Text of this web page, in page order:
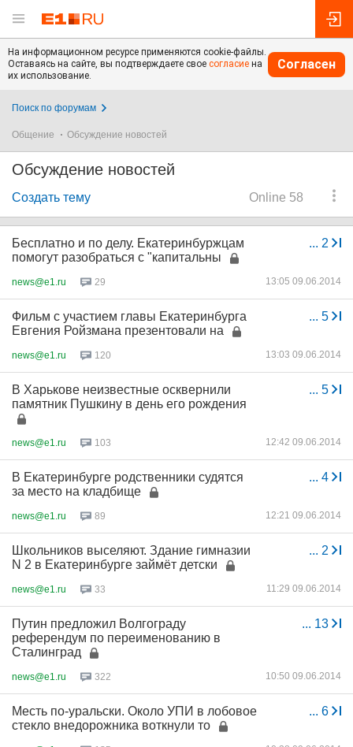
На информационном ресурсе применяются cookie-файлы.
Оставаясь на сайте, вы подтверждаете свое согласие на
их использование.
Согласен
Поиск по форумам
Общение Обсуждение новостей
Обсуждение новостей
Online 58
Создать тему
... 2
Бесплатно и по делу. Екатеринбуржцам
помогут разобраться с "капитальны
news@e1.ru 29 13:05 09.06.2014
... 5
Фильм с участием главы Екатеринбурга
Евгения Ройзмана презентовали на
news@e1.ru 120 13:03 09.06.2014
... 5
В Харькове неизвестные осквернили
памятник Пушкину в день его рождения
news@e1.ru 103 12:42 09.06.2014
... 4
В Екатеринбурге родственники судятся
за место на кладбище
news@e1.ru 89 12:21 09.06.2014
... 2
Школьников выселяют. Здание гимназии
N 2 в Екатеринбурге займёт детски
news@e1.ru 33 11:29 09.06.2014
... 13
Путин предложил Волгограду
референдум по переименованию в
Сталинград
news@e1.ru 322 10:50 09.06.2014
... 6
Месть по-уральски. Около УПИ в лобовое
стекло внедорожника воткнули то